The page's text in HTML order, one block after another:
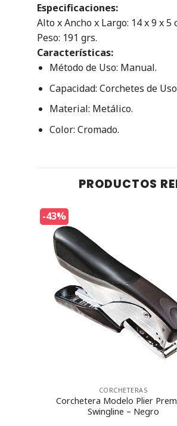
Especificaciones:
Alto x Ancho x Largo: 14 x 9 x 5
Peso: 191 grs.
Características:
Método de Uso: Manual.
Capacidad: Corchetes de
Material: Metálico.
Color: Cromado.
PRODUCTOS
-43%
CORCHETERAS
Corchetera Modelo Plier
Swingline – Negro